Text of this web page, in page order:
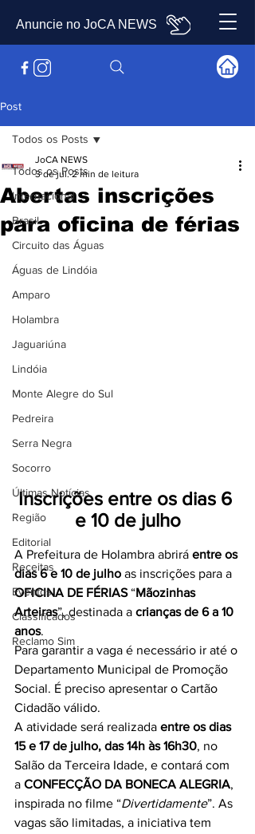
Anuncie no JoCA NEWS
Post
Todos os Posts
Internacional
Brasil
Circuito das Águas
Águas de Lindóia
Amparo
Holambra
Jaguariúna
Lindóia
Monte Alegre do Sul
Pedreira
Serra Negra
Socorro
Últimas Notícias
Região
Editorial
Receitas
Eventos
Classificados
Reclamo Sim
Todos os Posts
Abertas inscrições
para oficina de férias
JoCA NEWS
3 de jul. 2 min de leitura
Inscrições entre os dias 6
e 10 de julho
A Prefeitura de Holambra abrirá entre os
dias 6 e 10 de julho as inscrições para a
OFICINA DE FÉRIAS “Mãozinhas
Arteiras”, destinada a crianças de 6 a 10
anos.
Para garantir a vaga é necessário ir até o
Departamento Municipal de Promoção
Social. É preciso apresentar o Cartão
Cidadão válido.
A atividade será realizada entre os dias
15 e 17 de julho, das 14h às 16h30, no
Salão da Terceira Idade, e contará com
a CONFECÇÃO DA BONECA ALEGRIA,
inspirada no filme “Divertidamente”. As
vagas são limitadas, a iniciativa tem